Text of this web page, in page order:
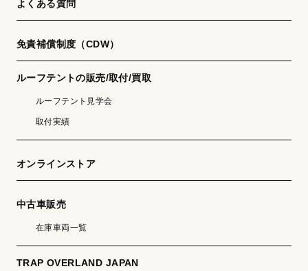
よくある質問
免責補償制度（CDW）
ルーフテントの販売/取付/買取
ルーフテント見学会
取付実績
オンラインストア
中古車販売
在庫車両一覧
TRAP OVERLAND JAPAN